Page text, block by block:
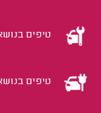
טיפים
טיפים